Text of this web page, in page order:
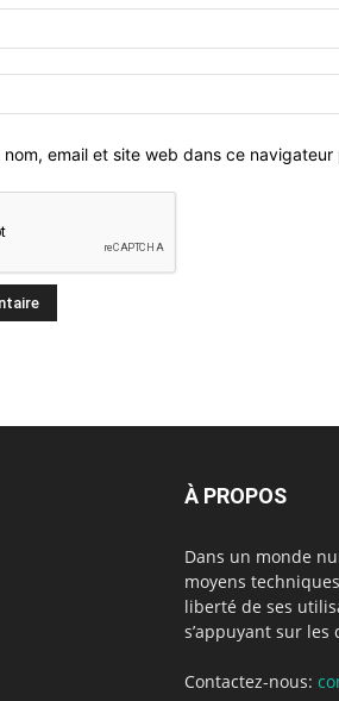
nom, email et site web dans ce
À PROPOS
Dans un monde
moyens
liberté de ses
s’appuyant sur les
Contactez-nous: